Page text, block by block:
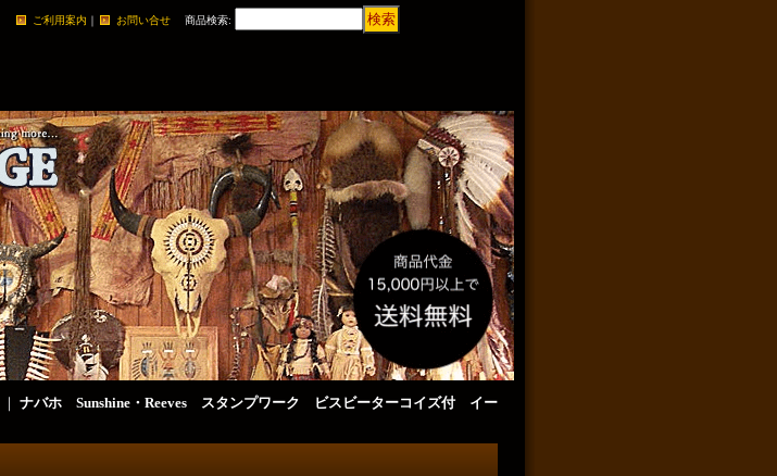
ご利用案内 ｜ お問い合せ 商品検索:
｜ ナバホ Sunshine・Reeves スタンプワーク ビスビーターコイズ付 イー